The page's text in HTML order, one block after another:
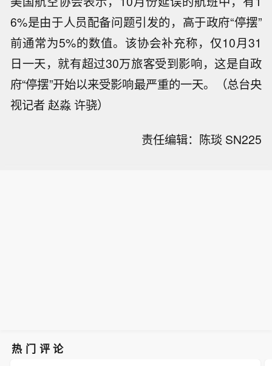
6%是由于人员配备问题引发的，高于政府“停摆”
前通常为5%的数值。该协会补充称，仅10月31
日一天，就有超过30万旅客受到影响，这是自政
府“停摆”开始以来受影响最严重的一天。（总台央
视记者 赵淼 许骁）
责任编辑：陈琰 SN225
热门评论